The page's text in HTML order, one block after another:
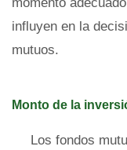
influyen en la
mutuos.
Monto de la
Los fondos